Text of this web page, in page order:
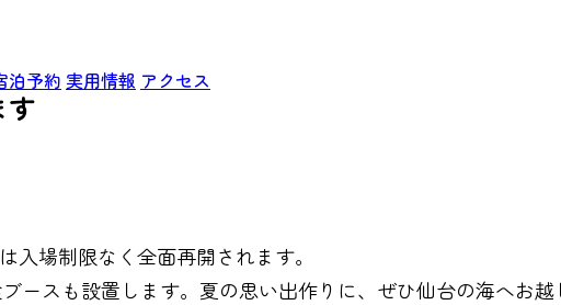
泊予約 実用情報 アクセス
す
入場制限なく全面再開されます。
ースも設置します。夏の思い出作りに、ぜひ仙台の海へお越